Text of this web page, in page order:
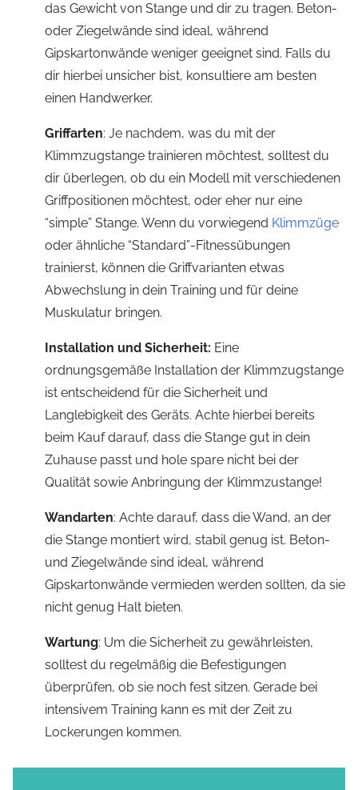
das Gewicht von Stange und dir zu tragen. Beton-
oder Ziegelwände sind ideal, während
Gipskartonwände weniger geeignet sind. Falls du
dir hierbei unsicher bist, konsultiere am besten
einen Handwerker.
Griffarten: Je nachdem, was du mit der
Klimmzugstange trainieren möchtest, solltest du
dir überlegen, ob du ein Modell mit verschiedenen
Griffpositionen möchtest, oder eher nur eine
“simple” Stange. Wenn du vorwiegend Klimmzüge
oder ähnliche “Standard”-Fitnessübungen
trainierst, können die Griffvarianten etwas
Abwechslung in dein Training und für deine
Muskulatur bringen.
Installation und Sicherheit: Eine
ordnungsgemäße Installation der Klimmzugstange
ist entscheidend für die Sicherheit und
Langlebigkeit des Geräts. Achte hierbei bereits
beim Kauf darauf, dass die Stange gut in dein
Zuhause passt und hole spare nicht bei der
Qualität sowie Anbringung der Klimmzustange!
Wandarten: Achte darauf, dass die Wand, an der
die Stange montiert wird, stabil genug ist. Beton-
und Ziegelwände sind ideal, während
Gipskartonwände vermieden werden sollten, da sie
nicht genug Halt bieten.
Wartung: Um die Sicherheit zu gewährleisten,
solltest du regelmäßig die Befestigungen
überprüfen, ob sie noch fest sitzen. Gerade bei
intensivem Training kann es mit der Zeit zu
Lockerungen kommen.